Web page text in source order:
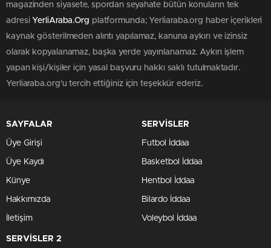
magazinden siyasete, spordan seyahate bütün konuların tek
adresi YerliAraba.Org platformunda; Yerliaraba.org haber içerikleri
kaynak gösterilmeden alıntı yapılamaz, kanuna aykırı ve izinsiz
olarak kopyalanamaz, başka yerde yayınlanamaz. Aykırı işlem
yapan kişi/kişiler için yasal başvuru hakkı saklı tutulmaktadır.
Yerliaraba.org'u tercih ettiğiniz için teşekkür ederiz.
SAYFALAR
Üye Girişi
Üye Kaydı
Künye
Hakkımızda
İletişim
SERVİSLER
Futbol İddaa
Basketbol İddaa
Hentbol İddaa
Bilardo İddaa
Voleybol İddaa
SERVİSLER 2